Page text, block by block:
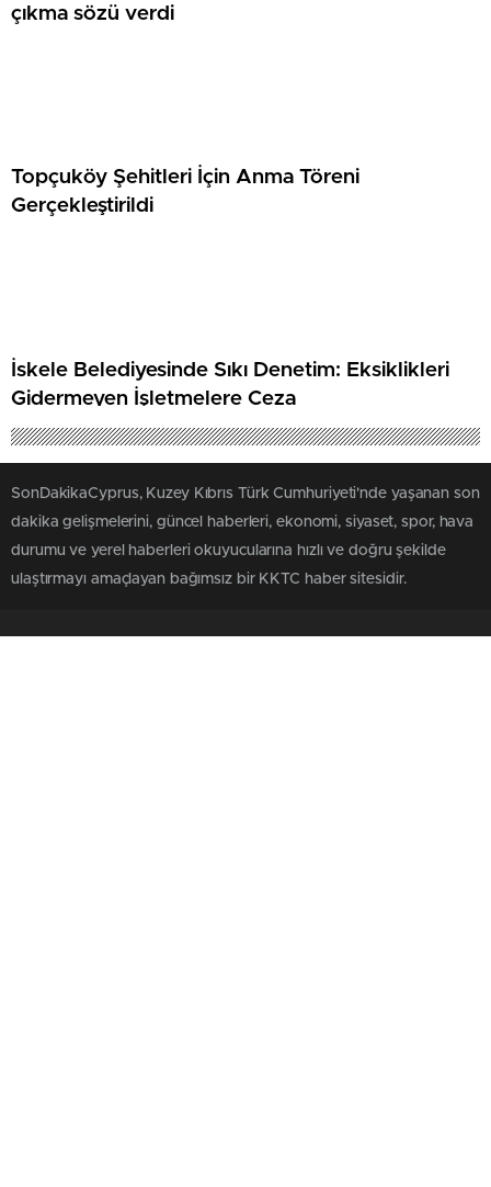
çıkma sözü verdi
Topçuköy Şehitleri İçin Anma Töreni
Gerçekleştirildi
İskele Belediyesinde Sıkı Denetim: Eksiklikleri
Gidermeyen İşletmelere Ceza
SonDakikaCyprus, Kuzey Kıbrıs Türk Cumhuriyeti'nde yaşanan son
dakika gelişmelerini, güncel haberleri, ekonomi, siyaset, spor, hava
durumu ve yerel haberleri okuyucularına hızlı ve doğru şekilde
ulaştırmayı amaçlayan bağımsız bir KKTC haber sitesidir.